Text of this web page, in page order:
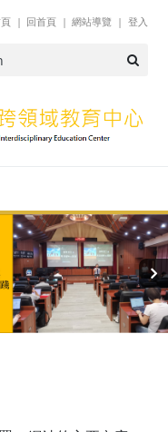
回首頁 網站導覽 登入
›